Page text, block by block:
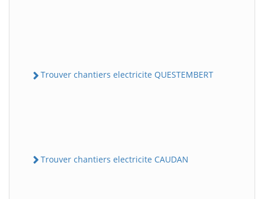
Trouver chantiers electricite QUESTEMBERT
Trouver chantiers electricite CAUDAN